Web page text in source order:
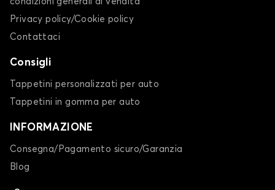
Privacy policy/Cookie policy
Contattaci
Consigli
Tappetini personalizzati per auto
Tappetini in gomma per auto
INFORMAZIONE
Consegna/Pagamento sicuro/Garanzia
Blog